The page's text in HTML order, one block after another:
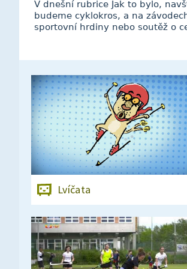
V dnešní rubrice Jak to bylo,
budeme cyklokros, a na
sportovní hrdiny nebo soutěž o
Lvíčata